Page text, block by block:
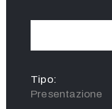
Tipo:
Presentazione